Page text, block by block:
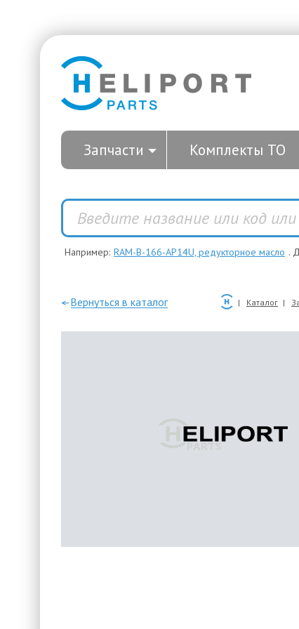
Запчасти Комплекты ТО
Например: RAM-B-166-AP14U, редукторное масло .
—Вернуться в каталог Каталог